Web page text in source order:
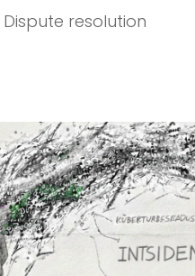
Dispute resolution